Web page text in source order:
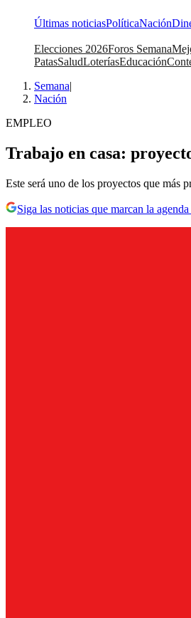
Últimas noticiasPolíticaNación
Elecciones 2026Foros Semana
PatasSaludLoteríasEducación
Semana|
Nación
EMPLEO
Trabajo en casa:
Este será uno de los proyectos que más
Siga las noticias que marcan la